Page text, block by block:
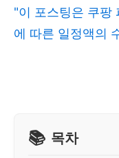
"이 포스팅은 쿠팡
에 따른 일정액의
목차